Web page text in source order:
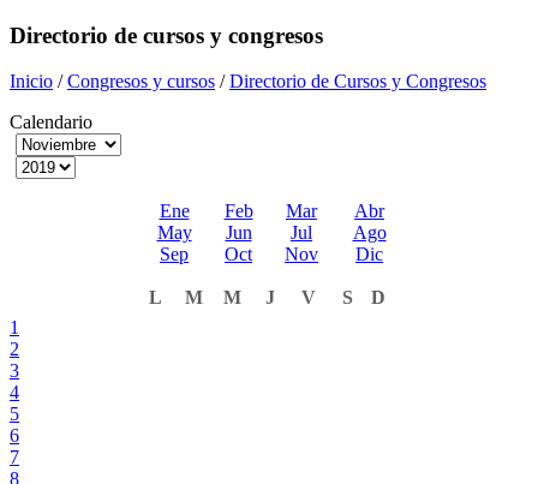
Directorio de cursos y congresos
Inicio /Congresos y cursos /Directorio de Cursos y Congresos
Calendario
Ene Feb Mar
Abr
May
Jun Jul
Ago
Sep
Oct Nov Dic
L M M J V S
D
1
2
3
4
5
6
7
8